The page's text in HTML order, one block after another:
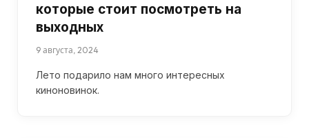
которые стоит посмотреть на
выходных
9 августа, 2024
Лето подарило нам много интересных
киноновинок.